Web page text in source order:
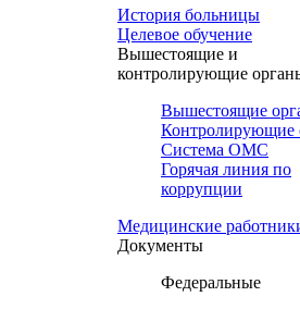
История больницы
Целевое обучение
Вышестоящие и
контролирующие
Вышестоящие
Контролирующие
Система ОМС
Горячая линия по
коррупции
Медицинские
Документы
Федеральные